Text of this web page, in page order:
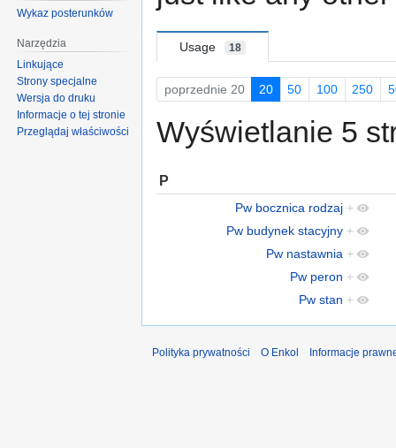
Usage 18
poprzednie 20 20 50 100 250
Wyświetlanie 5
P
Pw bocznica rodzaj +
Pw budynek stacyjny +
Pw nastawnia +
Pw peron +
Pw stan +
Wykaz posterunków
Narzędzia
Linkujące
Strony specjalne
Wersja do druku
Informacje o tej stronie
Przeglądaj właściwości
Polityka prywatności O Enkol Informacje